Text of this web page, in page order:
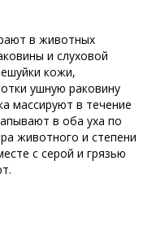
в животных
и слуховой
кожи,
ушную раковину
массируют в течение
в оба уха по
животного и степени
с серой и грязью